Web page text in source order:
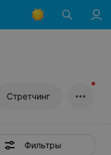
Стретчинг
Фильтры